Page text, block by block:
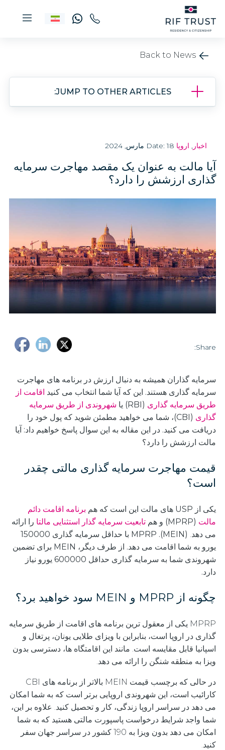
JUMP TO OTHER ARTICLES:
اخبار , اروپا
آیا مالت به عنوان یک مقصد مهاجرت سرمایه
گذاری ارزشش را دارد؟
Share:
سرمایه گذاران همیشه به دنبال ارزش در برنامه های مهاجرت
سرمایه گذاری هستند. این که آیا شما انتخاب می کنید اقامت از
طریق سرمایه گذاری (RBI) یا
شهروندی از طریق سرمایه
گذاری
(CBI)، شما می خواهید مطمئن شوید که پول خود را
دریافت می کنید. در این مقاله به این سوال پاسخ خواهیم داد: آیا
مالت ارزشش را دارد؟
قیمت مهاجرت سرمایه گذاری مالتی چقدر
است؟
یکی از USP های مالت این است که هم
برنامه اقامت دائم
مالت (MPRP) و هم تابعیت سرمایه گذار استثنایی مالتا را ارائه
می دهد.
(MEIN). MPRP با حداقل سرمایه گذاری 150000
یورو به شما اقامت می دهد. از طرف دیگر، MEIN برای تضمین
شهروندی شما به سرمایه گذاری حداقل 600000 یورو نیاز
دارد.
چگونه از MPRP و MEIN سود خواهید برد؟
MPRP یکی از معقول ترین برنامه های اقامت از طریق سرمایه
گذاری در اروپا است، بنابراین با ویزای طلایی یونان، پرتغال و
اسپانیا قابل مقایسه است. مانند این اقامتگاه ها، دسترسی بدون
ویزا به منطقه شنگن را ارائه می دهد.
در حالی که برچسب قیمت MEIN بالاتر از برنامه های CBI
کارائیب است، این شهروندی اروپایی برتر است که به شما امکان
می دهد در سراسر اروپا زندگی، کار و تحصیل کنید. علاوه بر این،
شما واجد شرایط درخواست پاسپورت مالتی هستید که به شما
امکان می دهد بدون ویزا به 190 کشور در سراسر جهان سفر
کنید.